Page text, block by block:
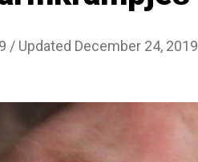
/ Updated December 24, 2019